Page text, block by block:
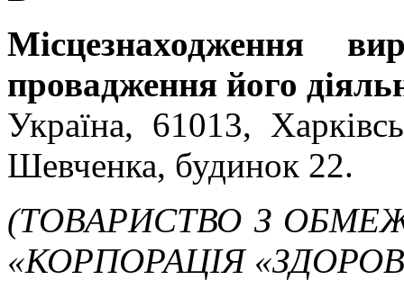
Місцезнаходження
провадження його
Україна, 61013,
Шевченка, будинок 22.
(ТОВАРИСТВО З
«КОРПОРАЦІЯ